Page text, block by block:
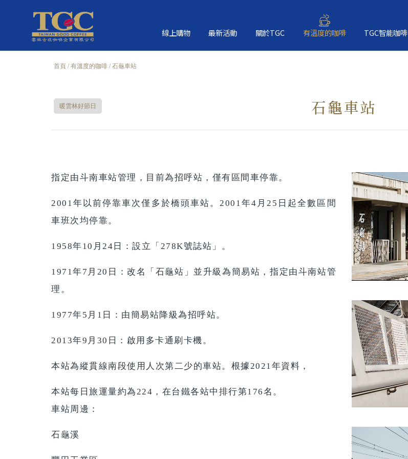
線上購物 最新活動 關於TGC 有溫度的咖啡 TGC智能咖啡
首頁 有溫度的咖啡 石龜車站
暖雲林好節日 石龜車站
指定由斗南車站管理，目前為招呼站，僅有區間車停靠。
2001年以前停靠車次僅多於橋頭車站。2001年4月25日起全數區間
車班次均停靠。
1958年10月24日：設立「278K號誌站」。
1971年7月20日：改名「石龜站」並升級為簡易站，指定由斗南站管
理。
1977年5月1日：由簡易站降級為招呼站。
2013年9月30日：啟用多卡通刷卡機。
本站為縱貫線南段使用人次第二少的車站。根據2021年資料，
本站每日旅運量約為224，在台鐵各站中排行第176名。
車站周邊：
石龜溪